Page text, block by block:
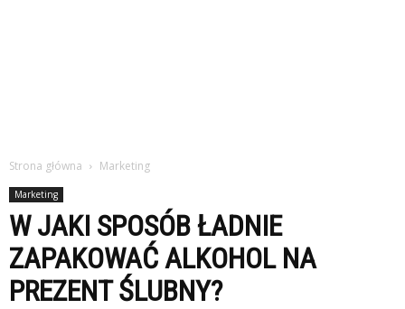
Strona główna Marketing
Marketing
W JAKI SPOSÓB ŁADNIE
ZAPAKOWAĆ ALKOHOL NA
PREZENT ŚLUBNY?